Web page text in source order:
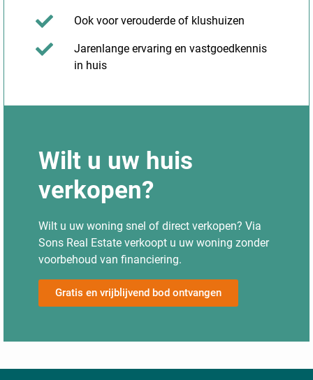
Ook voor verouderde of klushuizen
Jarenlange ervaring en vastgoedkennis
in huis
Wilt u uw huis
verkopen?
Wilt u uw woning snel of direct verkopen? Via
Sons Real Estate verkoopt u uw woning zonder
voorbehoud van financiering.
Gratis en vrijblijvend bod ontvangen